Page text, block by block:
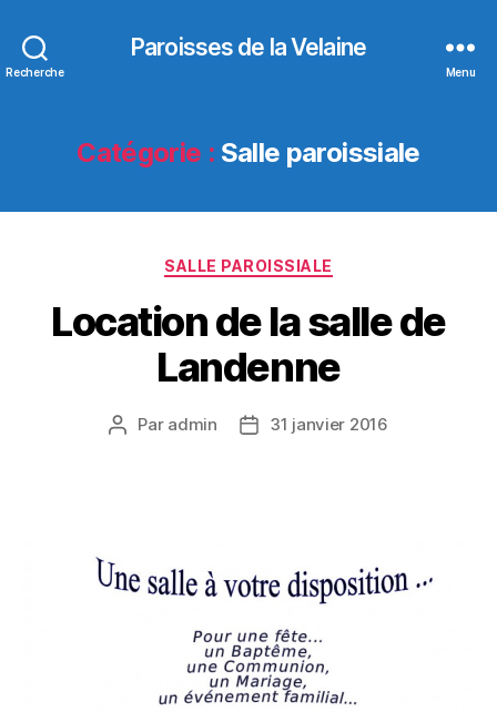
Recherche
Paroisses de la Velaine
Menu
Catégorie : Salle paroissiale
Catégories
SALLE PAROISSIALE
Location de la salle de
Landenne
Auteur
Par admin
Date31 janvier 2016